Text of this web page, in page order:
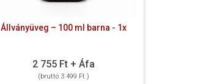
Állványüveg – 100 ml barna - 1x
2 755 Ft + Áfa
(bruttó 3 499 Ft )